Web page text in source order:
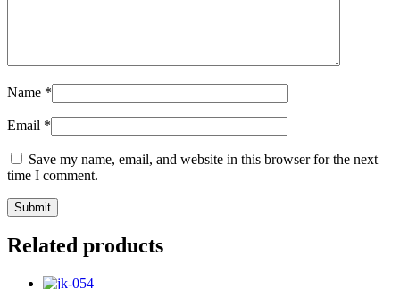
Name *
Email *
Save my name, email, and website in this browser for the next
time I comment.
Related products